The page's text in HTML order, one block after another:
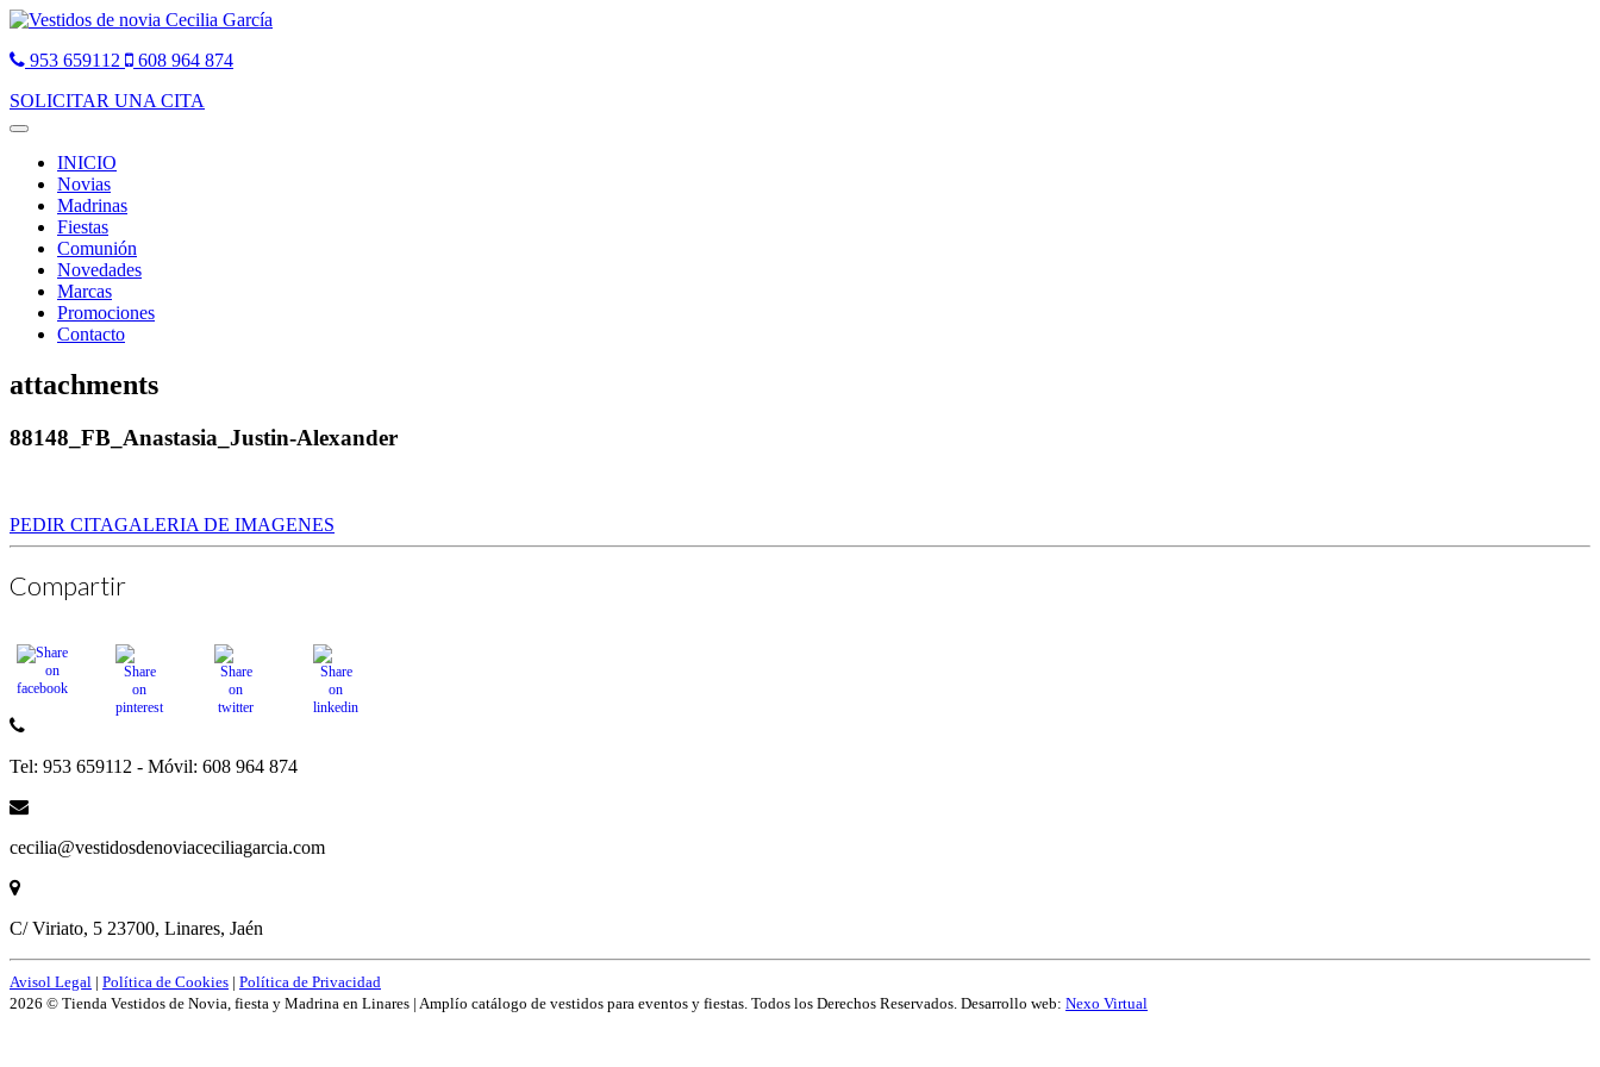
953 659112
608 964 874
SOLICITAR UNA CITA
Toggle
navigationINICIO
Novias
Madrinas
Fiestas
Comunión
Novedades
Marcas
Promociones
Contacto
attachments
88148_FB_Anastasia_Justin-Alexander
PEDIR CITAGALERIA DE IMAGENES
Compartir
Tel: 953 659112 - Móvil: 608 964 874
cecilia@vestidosdenoviaceciliagarcia.com
C/ Viriato, 5 23700, Linares, Jaén
Avisol Legal | Política de Cookies | Política de Privacidad
2026 © Tienda Vestidos de Novia, fiesta y Madrina en Linares | Amplío catálogo de vestidos para eventos y fiestas. Todos los Derechos Reservados. Desarrollo web: Nexo Virtual